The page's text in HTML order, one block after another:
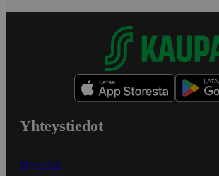
Yhteystiedot
Myymälät